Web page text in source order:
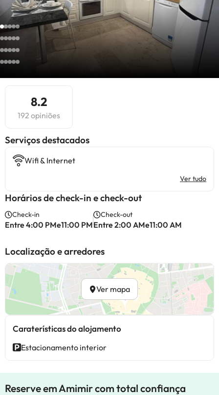
8.2
192 opiniões
Serviços destacados
Wifi & Internet
Ver tudo
Horários de check-in e check-out
Check-in
Entre 4:00 PMe11:00 PM
Check-out
Entre 2:00 AMe11:00 AM
Localização e arredores
Ver mapa
Caraterísticas do alojamento
Estacionamento interior
Reserve em Amimir com total confiança